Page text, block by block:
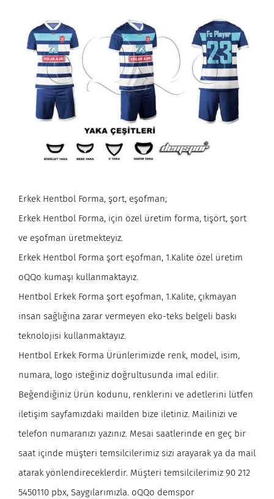
Erkek Hentbol Forma, şort, eşofman;
Erkek Hentbol Forma, için özel üretim forma, tişört, şort
ve eşofman üretmekteyiz.
Erkek Hentbol Forma şort eşofman, 1.Kalite özel üretim
oQQo kumaşı kullanmaktayız.
Hentbol Erkek Forma şort eşofman, 1.Kalite, çıkmayan
insan sağlığına zarar vermeyen eko-teks belgeli baskı
teknolojisi kullanmaktayız.
Hentbol Erkek Forma Ürünlerimizde renk, model, isim,
numara, logo isteğiniz doğrultusunda imal edilir.
Beğendiğiniz Ürün kodunu, renklerini ve adetlerini lütfen
iletişim sayfamızdaki mailden bize iletiniz. Mailinizi ve
telefon numaranızı yazınız. Mesai saatlerinde en geç bir
saat içinde müşteri temsilcilerimiz sizi arayarak ya da mail
atarak yönlendireceklerdir. Müşteri temsilcilerimiz 90 212
5450110 pbx, Saygılarımızla. oQQo demspor